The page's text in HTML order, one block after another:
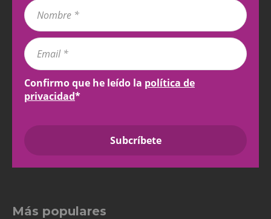
Confirmo que he leído la política de
privacidad*
Más populares